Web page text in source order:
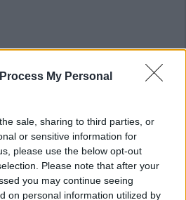
My Personal
sale, sharing to third parties, or
or sensitive information for
please use the below opt-out
Please note that after your
you may continue seeing
on personal information utilized by
ezúttal nem tudták leszedni a
cseréje után a tökutolsó
az is benne van, hogy egyedül
egy árva szót sem. Nos,
előtt, Leclerc tempóját